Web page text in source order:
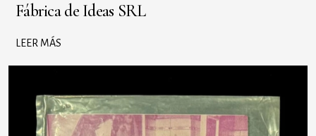
Fábrica de Ideas SRL
LEER MÁS